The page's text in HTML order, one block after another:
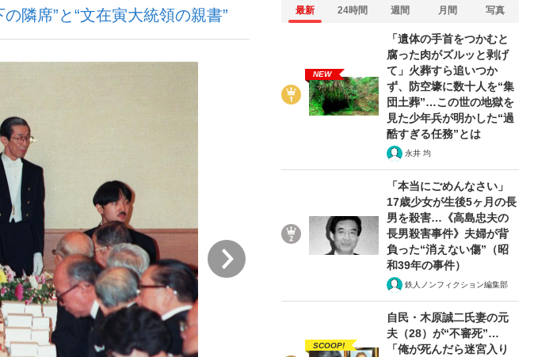
「クマが悪者扱いされているのが悲しい」『北の国から』倉本聰氏（91...
見る
いまさら聞けない資産運用のすべて
見る
Mute
隣席”と“文在寅大統領の親書” 最新 24時間 週間 月間 写真
NEW
「遺体の手首をつかむと
腐った肉がズルッと剥げ
て」火葬すら追いつか
ず、防空壕に数十人を“集
団土葬”…この世の地獄を
見た少年兵が明かした“過
酷すぎる任務”とは
永井 均
「本当にごめんなさい」
17歳少女が生後5ヶ月の長
男を殺害…《高島忠夫の
長男殺害事件》夫婦が背
負った“消えない傷”（昭
和39年の事件）
鉄人ノンフィクション編集部
SCOOP!
自民・木原誠二氏妻の元
夫（28）が“不審死”…
「俺が死んだら迷宮入り